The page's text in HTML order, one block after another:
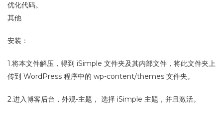
优化代码。
其他
安装：
1.将本文件解压，得到 iSimple 文件夹及其内部文件，将此文件夹上
传到 WordPress 程序中的 wp-content/themes 文件夹。
2.进入博客后台，外观-主题， 选择 iSimple 主题，并且激活。